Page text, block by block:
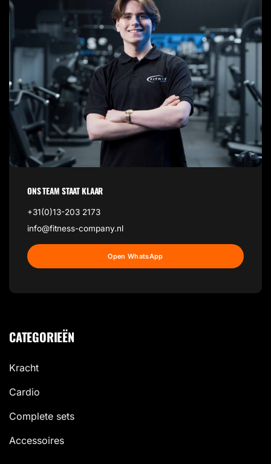
ONS TEAM STAAT KLAAR
+31(0)13-203 2173
info@fitness-company.nl
Open WhatsApp
CATEGORIEËN
Kracht
Cardio
Complete sets
Accessoires